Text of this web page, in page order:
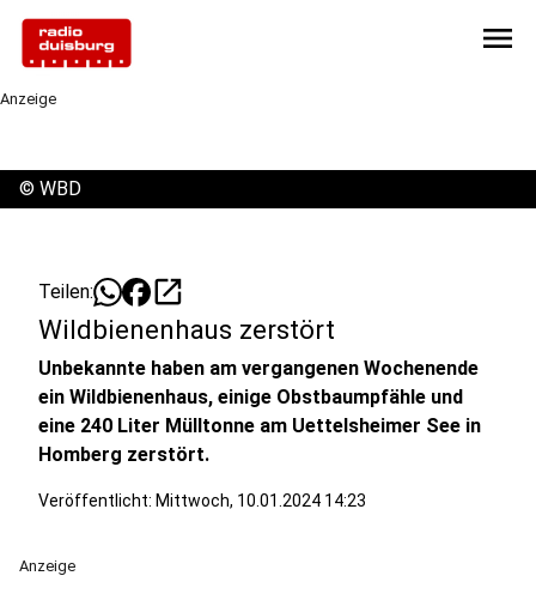
menu
Anzeige
© WBD
Teilen: open_in_new
Wildbienenhaus zerstört
Unbekannte haben am vergangenen Wochenende
ein Wildbienenhaus, einige Obstbaumpfähle und
eine 240 Liter Mülltonne am Uettelsheimer See in
Homberg zerstört.
Veröffentlicht: Mittwoch, 10.01.2024 14:23
Anzeige